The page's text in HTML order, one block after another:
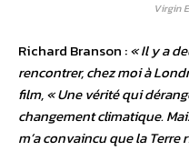
Virgin
Richard Branson :« Il y a
rencontrer, chez moi à
film, « Une vérité qui
changement climatique.
m’a convaincu que la